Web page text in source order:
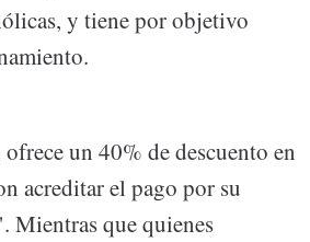
y tiene por objetivo
un 40% de descuento en
acreditar el pago por su
Mientras que quienes